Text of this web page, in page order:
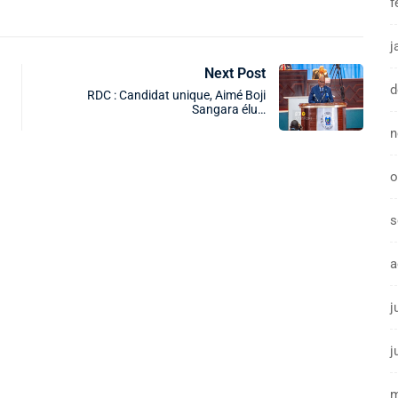
Next Post
RDC : Candidat unique, Aimé Boji
Sangara élu…